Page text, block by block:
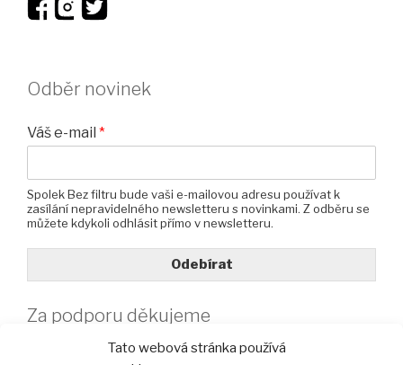
Tato webová stránka používá
Odběr novinek
Váš e-mail *
Spolek Bez filtru bude vaši e-mailovou adresu používat k
zasílání nepravidelného newsletteru s novinkami. Z odběru se
můžete kdykoli odhlásit přímo v newsletteru.
Odebírat
Za podporu děkujeme